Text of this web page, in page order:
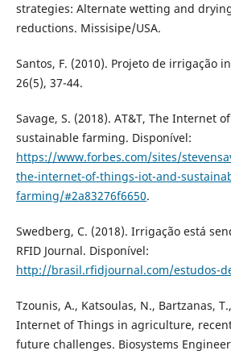
strategies: Alternate wetting and
reductions. Missisipe/USA.
Santos, F. (2010). Projeto de irrigação
26(5), 37-44.
Savage, S. (2018). AT&T, The Internet
sustainable farming. Disponível:
https://www.forbes.com/sites/
the-internet-of-things-iot-and-
farming/#2a83276f6650.
Swedberg, C. (2018). Irrigação está
RFID Journal. Disponível:
http://brasil.rfidjournal.com/estudos-
Tzounis, A., Katsoulas, N., Bartzanas,
Internet of Things in agriculture,
future challenges. Biosystems